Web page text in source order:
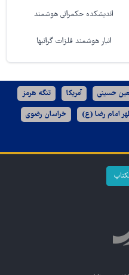
اندیشکده حکمرانی هوشمند
انبار هوشمند فلزات گرانبها
حسینی آمریکا تنگه هرمز
امام رضا (ع) خراسان رضوی